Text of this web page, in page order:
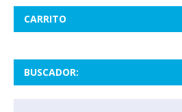
CARRITO
BUSCADOR: